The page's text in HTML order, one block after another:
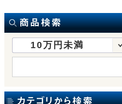
10万円未満